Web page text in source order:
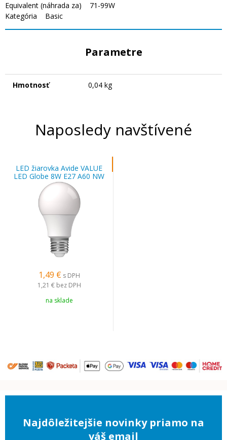
Equivalent (náhrada za) 71-99W
Kategória Basic
Parametre
Hmotnosť 0,04 kg
Naposledy navštívené
LED žiarovka Avide VALUE
LED Globe 8W E27 A60 NW
1,49 € s DPH
1,21 € bez DPH
na sklade
Najdôležitejšie novinky priamo na
váš email